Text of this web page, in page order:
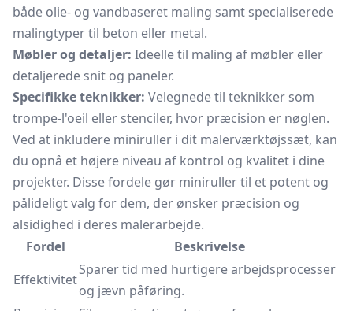
både olie- og vandbaseret maling samt specialiserede
malingtyper til beton eller metal.
Møbler og detaljer: Ideelle til maling af møbler eller
detaljerede snit og paneler.
Specifikke teknikker: Velegnede til teknikker som
trompe-l'oeil eller stenciler, hvor præcision er nøglen.
Ved at inkludere miniruller i dit malerværktøjssæt, kan
du opnå et højere niveau af kontrol og kvalitet i dine
projekter. Disse fordele gør miniruller til et potent og
pålideligt valg for dem, der ønsker præcision og
alsidighed i deres malerarbejde.
Fordel
Beskrivelse
Effektivitet
Sparer tid med hurtigere arbejdsprocesser
og jævn påføring.